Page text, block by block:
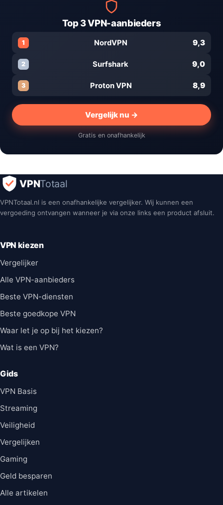
Top 3 VPN-aanbieders
1 NordVPN 9,3
2 Surfshark 9,0
3 Proton VPN 8,9
Vergelijk nu →
Gratis en onafhankelijk
VPNTotaal
VPNTotaal.nl is een onafhankelijke vergelijker. Wij kunnen een
vergoeding ontvangen wanneer je via onze links een product afsluit.
VPN kiezen
Vergelijker
Alle VPN-aanbieders
Beste VPN-diensten
Beste goedkope VPN
Waar let je op bij het kiezen?
Wat is een VPN?
Gids
VPN Basis
Streaming
Veiligheid
Vergelijken
Gaming
Geld besparen
Alle artikelen